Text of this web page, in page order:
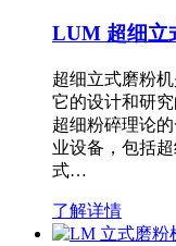
LUM 超细立
超细立式磨粉
它的设计和研
超细粉碎理论
业设备，包括
式…
了解详情